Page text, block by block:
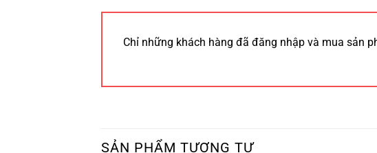
Chỉ những khách hàng đã đăng nhập và mua sản
SẢN PHẨM TƯƠNG TỰ